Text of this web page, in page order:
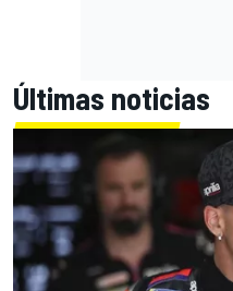
Últimas noticias